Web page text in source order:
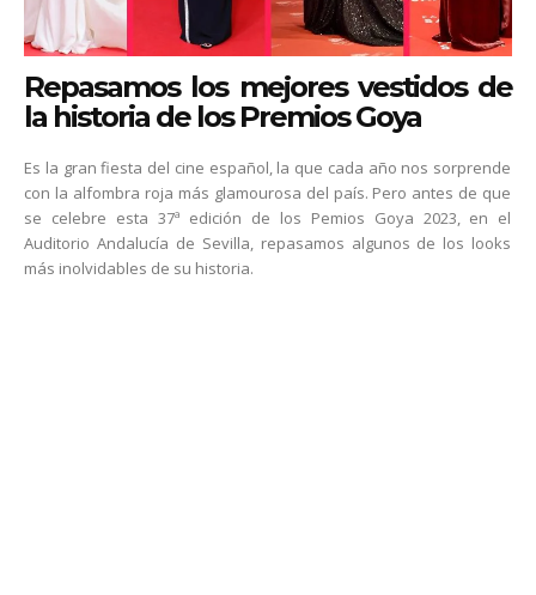
Repasamos los mejores vestidos de
la historia de los Premios Goya
Es la gran fiesta del cine español, la que cada año nos sorprende
con la alfombra roja más glamourosa del país. Pero antes de que
se celebre esta 37ª edición de los Pemios Goya 2023, en el
Auditorio Andalucía de Sevilla, repasamos algunos de los looks
más inolvidables de su historia.